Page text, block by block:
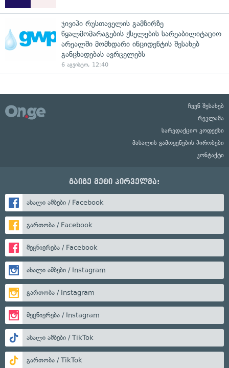
ჯივიპი რუსთაველის გამზირზე
წყალმომარაგების ქსელების სარეაბილიტაციო
არეალში მომხდარი ინციდენტის შესახებ
განცხადებას ავრცელებს
6 აგვისტო, 12:40
ჩვენ შესახებ
რეკლამა
სარედაქციო კოდექსი
მასალის გამოყენების პირობები
კონტაქტი
გაიგე მეტი პირველმა:
ახალი ამბები / Facebook
გართობა / Facebook
მეცნიერება / Facebook
ახალი ამბები / Instagram
გართობა / Instagram
მეცნიერება / Instagram
ახალი ამბები / TikTok
გართობა / TikTok